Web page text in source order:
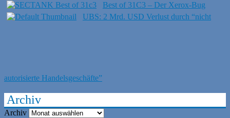
Best of 31C3 – Der Xerox-Bug
UBS: 2 Mrd. USD Verlust durch “nicht
autorisierte Handelsgeschäfte”
Archiv
Archiv